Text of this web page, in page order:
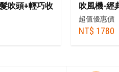
吹頭+輕巧收
吹風機-經
納袋)
超值優惠價
NT$ 1780